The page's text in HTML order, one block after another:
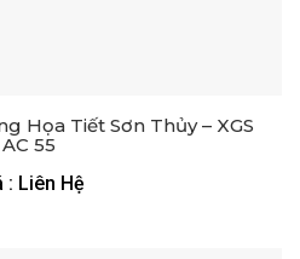
Họa Tiết Sơn Thủy – XGS
AC 55
: Liên Hệ